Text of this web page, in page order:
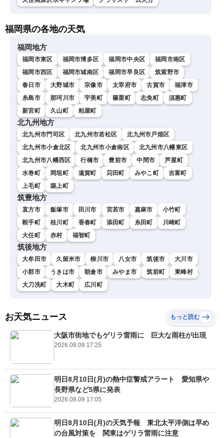
福岡県の各地の天気
福岡地方
福岡市東区 福岡市博多区 福岡市中央区
福岡市南区
福岡市西区
福岡市城南区 福岡市早良区
筑紫野市
春日市
大野城市 宗像市 太宰府市 古賀市
福津市
糸島市
那珂川市 宇美町 篠栗町 志免町
須惠町
新宮町
久山町 粕屋町
北九州地方
北九州市門司区 北九州市若松区
北九州市戸畑区
北九州市小倉北区
北九州市小倉南区
北九州市八幡東区
北九州市八幡西区
行橋市 豊前市 中間市
芦屋町
水巻町
岡垣町 遠賀町 苅田町 みやこ町
吉富町
上毛町
築上町
筑豊地方
直方市 飯塚市 田川市 宮若市 嘉麻市
小竹町
鞍手町
桂川町 香春町 添田町 糸田町
川崎町
大任町
赤村 福智町
筑後地方
大牟田市 久留米市 柳川市 八女市 筑後市
大川市
小郡市
うきは市 朝倉市 みやま市 筑前町
東峰村
大刀洗町
大木町 広川町
お天気ニュース もっと読む
大阪市街地でもゲリラ雷雨に 巨大な雨柱が出現
2026.08.09 17:25
明日8月10日(月)の熱中症警戒アラート 愛知県や
長野県など5県に発表
2026.08.09 17:05
明日8月10日(月)の天気予報 東北太平洋側は早め
の台風対策を 関東はゲリラ雷雨に注意